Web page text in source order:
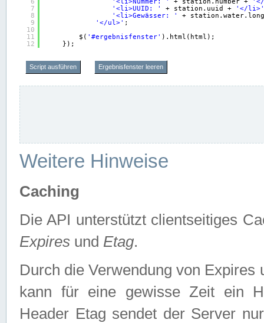
7
8
9
10
11
12
'<li>UUID: '
+ station.uuid +
'</li>'
'<li>Gewässer: '
+
'</ul>' ;
$( '#ergebnisfenster' ).html(html);
});
Script ausführen Ergebnisfenster leeren
Weitere Hinweise
Caching
Die API unterstützt clientseitiges
Expires und Etag.
Durch die Verwendung von
kann für eine gewisse Zeit ein
Header Etag sendet der Server